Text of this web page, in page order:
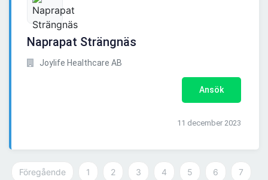
Naprapat Strängnäs
Joylife Healthcare AB
Ansök
11 december 2023
Föregående 1 2 3 4 5 6 7